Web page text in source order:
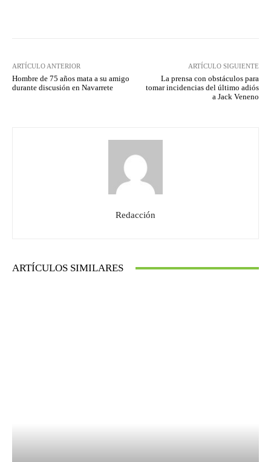
ARTÍCULO ANTERIOR
Hombre de 75 años mata a su amigo
durante discusión en Navarrete
ARTÍCULO SIGUIENTE
La prensa con obstáculos para
tomar incidencias del último adiós
a Jack Veneno
Redacción
ARTÍCULOS SIMILARES